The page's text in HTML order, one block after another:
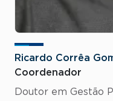
Ricardo Corrêa
Coordenador
Doutor em Gestão